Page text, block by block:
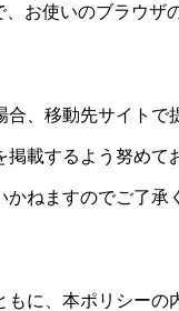
お使いのブラウ
、移動先サイト
載するよう努め
ねますのでご了承
に、本ポリシー